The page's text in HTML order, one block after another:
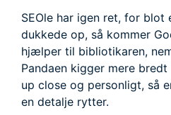
SEOle har igen ret, for blot
dukkede op, så kommer
hjælper til bibliotikaren,
Pandaen kigger mere
up close og personligt, så
en detalje rytter.